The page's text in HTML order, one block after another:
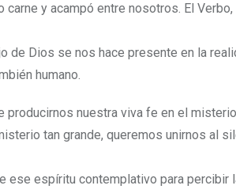
carne y acampó entre nosotros. El
de Dios se nos hace presente en la
humano.
producirnos nuestra viva fe en el misterio
tan grande, queremos unirnos al
ese espíritu contemplativo para percibir